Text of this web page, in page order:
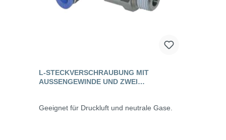
L-STECKVERSCHRAUBUNG MIT
AUSSENGEWINDE UND ZWEI K
Geeignet für Druckluft und neutrale Gase.